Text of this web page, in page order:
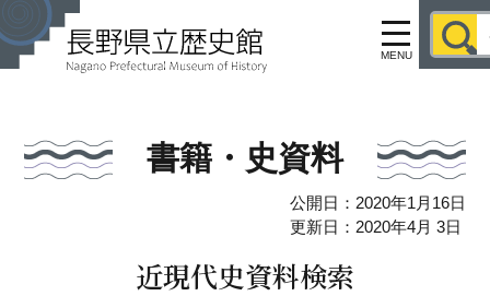
MENU
書籍・史資料
公開日：2020年1月16日
更新日：2020年4月 3日
近現代史資料検索